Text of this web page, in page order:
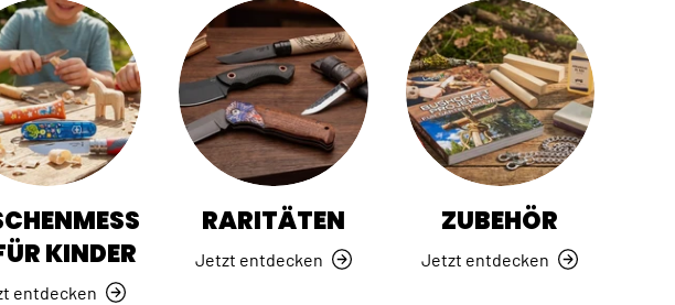
KINDER
entdecken
RARITÄTEN
Jetzt entdecken
ZUBEHÖR
Jetzt entdecken